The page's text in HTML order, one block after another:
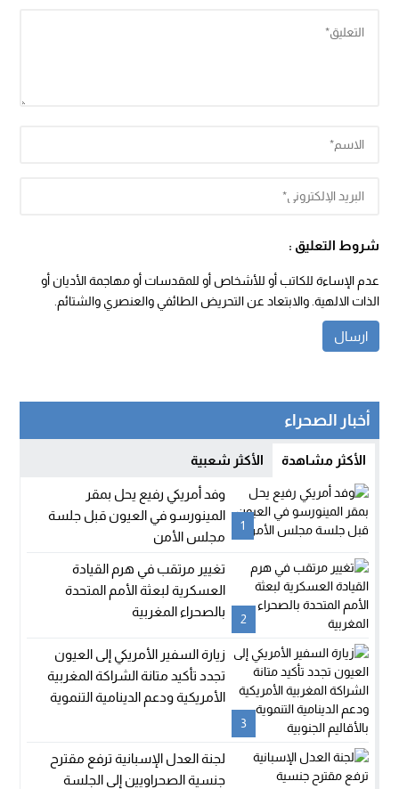
شروط التعليق :
عدم الإساءة للكاتب أو للأشخاص أو للمقدسات أو مهاجمة الأديان أو
الذات الالهية. والابتعاد عن التحريض الطائفي والعنصري والشتائم.
أخبار الصحراء
الأكثر مشاهدة الأكثر شعبية
1
وفد أمريكي رفيع يحل بمقر
المينورسو في العيون قبل جلسة
مجلس الأمن
2
تغيير مرتقب في هرم القيادة
العسكرية لبعثة الأمم المتحدة
بالصحراء المغربية
3
زيارة السفير الأمريكي إلى العيون
تجدد تأكيد متانة الشراكة المغربية
الأمريكية ودعم الدينامية التنموية
لجنة العدل الإسبانية ترفع مقترح
جنسية الصحراويين إلى الجلسة